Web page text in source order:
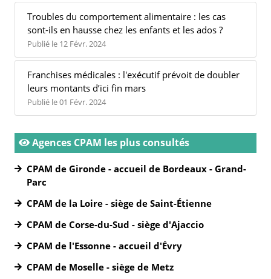
Troubles du comportement alimentaire : les cas
sont-ils en hausse chez les enfants et les ados ?
Publié le 12 Févr. 2024
Franchises médicales : l'exécutif prévoit de doubler
leurs montants d’ici fin mars
Publié le 01 Févr. 2024
Agences CPAM les plus consultés
CPAM de Gironde - accueil de Bordeaux - Grand-
Parc
CPAM de la Loire - siège de Saint-Étienne
CPAM de Corse-du-Sud - siège d'Ajaccio
CPAM de l'Essonne - accueil d'Évry
CPAM de Moselle - siège de Metz